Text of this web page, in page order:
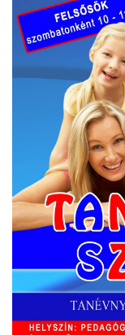
Épített örökség
Erasmus +
Köznevelési
használatának
országokban –
SCH-000170055
OktOpusz
működtetése
TESLA Projekt
Felhívás
Archívum